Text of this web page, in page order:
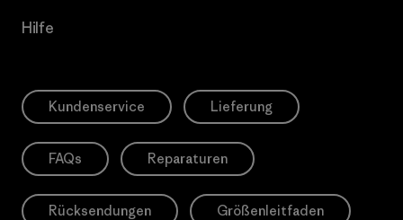
Hilfe
Kundenservice Lieferung
FAQs Reparaturen
Rücksendungen Größenleitfaden